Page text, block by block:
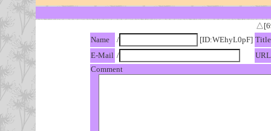
Name
/ [ID:WEhyL0pF] Title
E-Mail /
URL
Comment